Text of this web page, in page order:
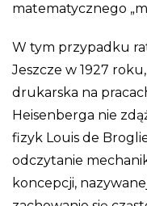
matematycznego
W tym przypadku
Jeszcze w 1927
drukarska na
Heisenberga nie
fizyk Louis de
odczytanie
koncepcji,